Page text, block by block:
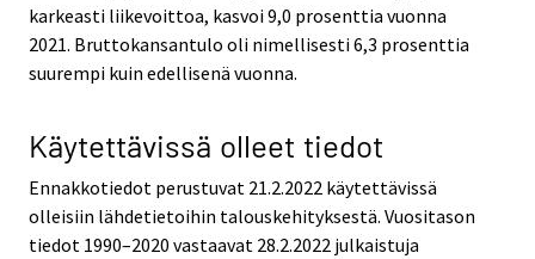
karkeasti liikevoittoa, kasvoi 9,0 prosenttia vuonna
2021. Bruttokansantulo oli nimellisesti 6,3 prosenttia
suurempi kuin edellisenä vuonna.
Käytettävissä olleet tiedot
Ennakkotiedot perustuvat 21.2.2022 käytettävissä
olleisiin lähdetietoihin talouskehityksestä. Vuositason
tiedot 1990–2020 vastaavat 28.2.2022 julkaistuja